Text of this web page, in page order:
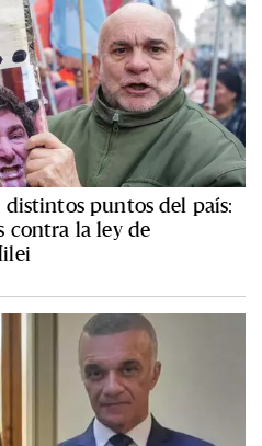
distintos puntos del país:
contra la ley de